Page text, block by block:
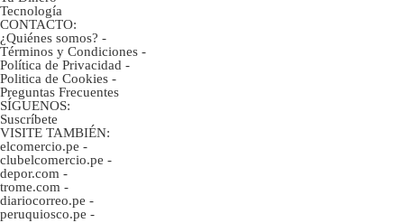
Tecnología
CONTACTO:
¿Quiénes somos? -
Términos y Condiciones -
Política de Privacidad -
Politica de Cookies -
Preguntas Frecuentes
SÍGUENOS:
Suscríbete
VISITE TAMBIÉN:
elcomercio.pe -
clubelcomercio.pe -
depor.com -
trome.com -
diariocorreo.pe -
peruquiosco.pe -